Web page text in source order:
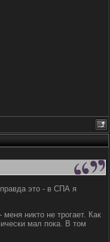
это - в СПА я
никто не трогает. Как
мал пока. В том